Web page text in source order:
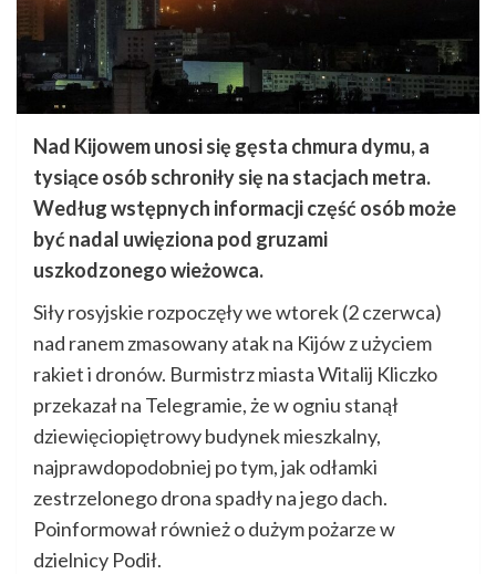
Nad Kijowem unosi się gęsta chmura dymu, a
tysiące osób schroniły się na stacjach metra.
Według wstępnych informacji część osób może
być nadal uwięziona pod gruzami
uszkodzonego wieżowca.
Siły rosyjskie rozpoczęły we wtorek (2 czerwca)
nad ranem zmasowany atak na Kijów z użyciem
rakiet i dronów. Burmistrz miasta Witalij Kliczko
przekazał na Telegramie, że w ogniu stanął
dziewięciopiętrowy budynek mieszkalny,
najprawdopodobniej po tym, jak odłamki
zestrzelonego drona spadły na jego dach.
Poinformował również o dużym pożarze w
dzielnicy Podił.